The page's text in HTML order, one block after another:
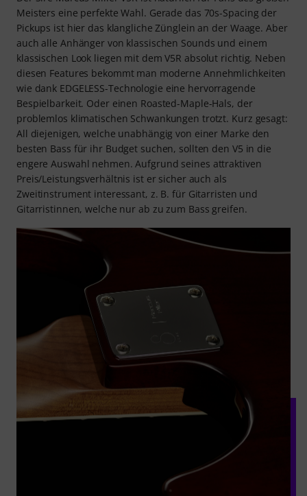
Meisters eine perfekte Wahl. Gerade das 70s-Spacing der
Pickups ist hier das klangliche Zünglein an der Waage. Aber
auch alle Anhänger von klassischen Sounds und einem
klassischen Look liegen mit dem V5R absolut richtig. Neben
diesen Features bekommt man moderne Annehmlichkeiten
wie dank EDGELESS-Technologie eine hervorragende
Bespielbarkeit. Oder einen Roasted-Maple-Hals, der
problemlos klimatischen Schwankungen trotzt. Kurz gesagt:
All diejenigen, welche unabhängig von einer Marke den
besten Bass für ihr Budget suchen, sollten den V5 in die
engere Auswahl nehmen. Aufgrund seines attraktiven
Preis/Leistungsverhältnis ist er sicher auch als
Zweitinstrument interessant, z. B. für Gitarristen und
Gitarristinnen, welche nur ab zu zum Bass greifen.